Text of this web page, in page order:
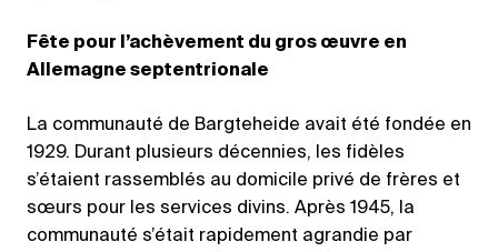
Fête pour l’achèvement du gros œuvre en
Allemagne septentrionale
La communauté de Bargteheide avait été fondée en
1929. Durant plusieurs décennies, les fidèles
s’étaient rassemblés au domicile privé de frères et
sœurs pour les services divins. Après 1945, la
communauté s’était rapidement agrandie par